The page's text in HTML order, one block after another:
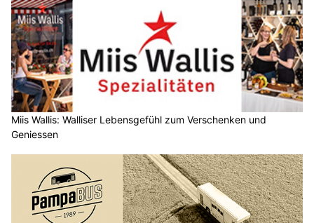
Miis Wallis: Walliser Lebensgefühl zum Verschenken und
Geniessen